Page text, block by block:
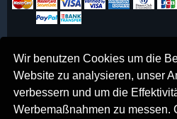
Wir benutzen Cookies um die
Website zu analysieren, unser
verbessern und um die
Werbemaßnahmen zu messen.
► MusicofVienna in English
► MusicofVienna auf Deutsch